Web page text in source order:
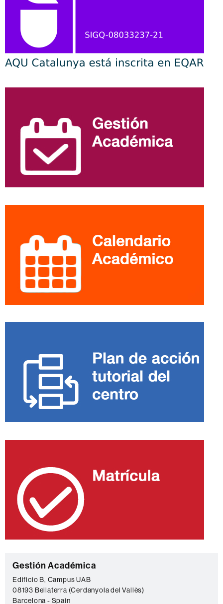
C
o
n
Gestión Académica
Edificio B, Campus UAB
08193 Bellaterra (Cerdanyola del Vallès)
Barcelona - Spain